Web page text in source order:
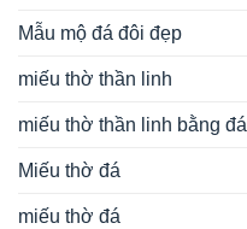
Mẫu mộ đá đôi đẹp
miếu thờ thần linh
miếu thờ thần linh bằng đá
Miếu thờ đá
miếu thờ đá